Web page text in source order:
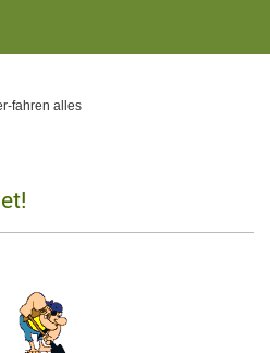
fahren alles